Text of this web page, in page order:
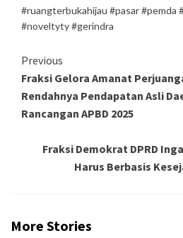
#ruangterbukahijau #pasar #pemda
#noveltyty #gerindra
Continue
Reading
Previous
Fraksi Gelora Amanat
Rendahnya Pendapatan Asli
Rancangan APBD 2025
Fraksi Demokrat DPRD
Harus Berbasis
More Stories